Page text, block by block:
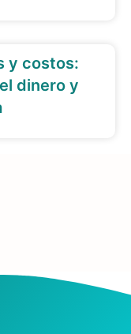
y costos:
dinero y